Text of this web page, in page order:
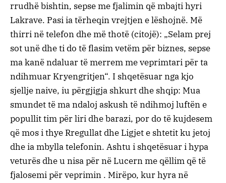
rrudhë bishtin, sepse me fjalimin që mbajti hyri
Lakrave. Pasi ia tërheqin vrejtjen e lëshojnë. Më
thirri në telefon dhe më thotë (citojë): „Selam prej
sot unë dhe ti do të flasim vetëm për biznes, sepse
ma kanë ndaluar të merrem me veprimtari për ta
ndihmuar Kryengritjen“. I shqetësuar nga kjo
sjellje naive, iu përgjigja shkurt dhe shqip: Mua
smundet të ma ndaloj askush të ndihmoj luftën e
popullit tim për liri dhe barazi, por do të kujdesem
që mos i thye Rregullat dhe Ligjet e shtetit ku jetoj
dhe ia mbylla telefonin. Ashtu i shqetësuar i hypa
veturës dhe u nisa për në Lucern me qëllim që të
fjalosemi për veprimin . Mirëpo, kur hyra në